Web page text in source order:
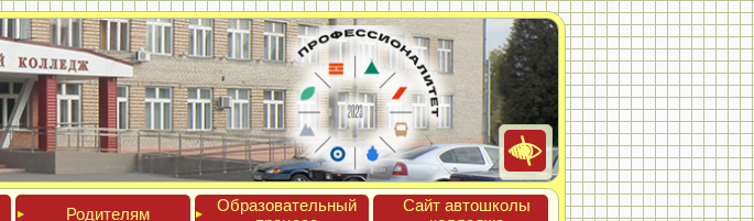
Роди­телям
Обра­зова­тель­ный
Сайт ав­тошко­лы